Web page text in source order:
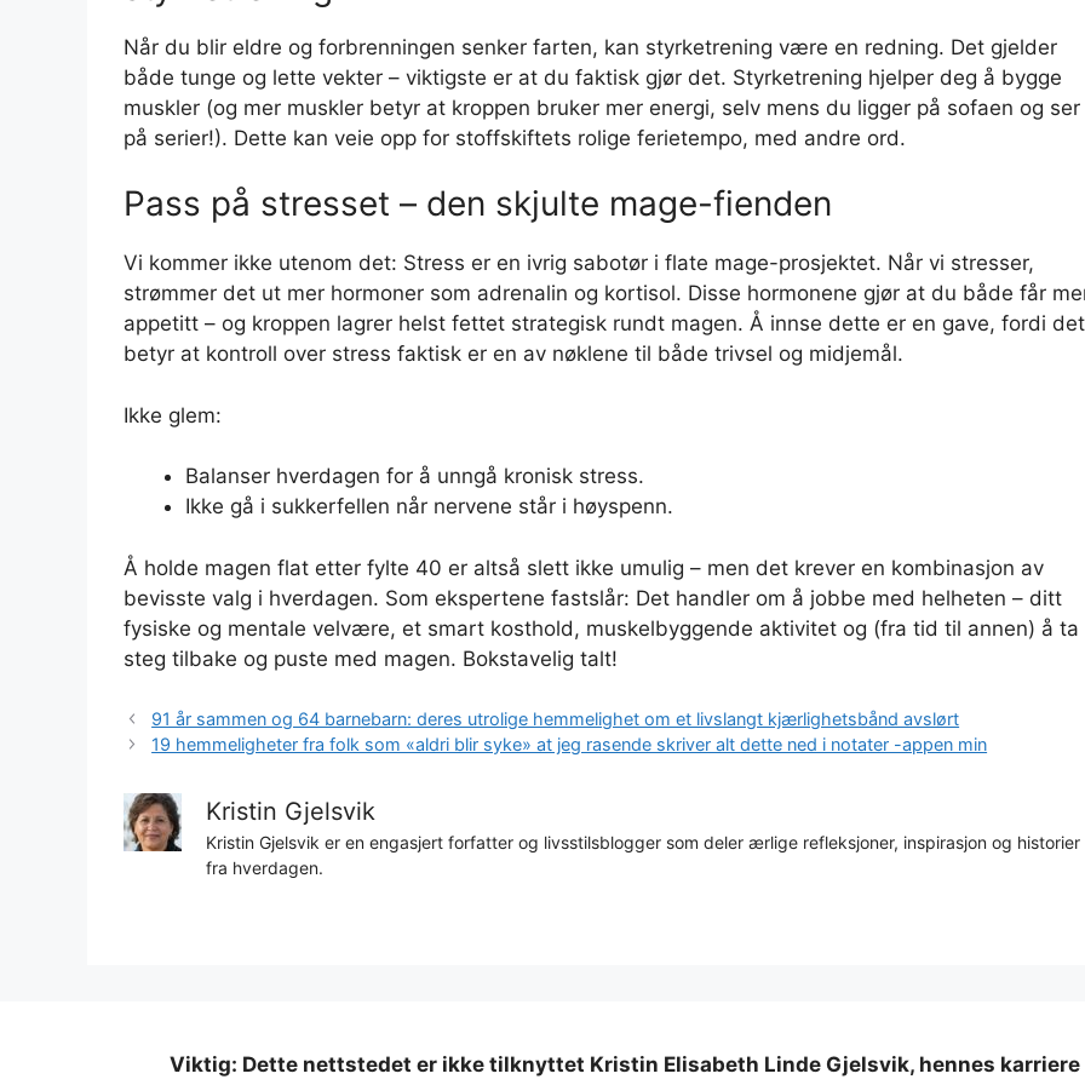
Når du blir eldre og forbrenningen senker farten, kan styrketrening være en redning. Det gjelder
både tunge og lette vekter – viktigste er at du faktisk gjør det. Styrketrening hjelper deg å bygge
muskler (og mer muskler betyr at kroppen bruker mer energi, selv mens du ligger på sofaen og ser
på serier!). Dette kan veie opp for stoffskiftets rolige ferietempo, med andre ord.
Pass på stresset – den skjulte mage-fienden
Vi kommer ikke utenom det: Stress er en ivrig sabotør i flate mage-prosjektet. Når vi stresser,
strømmer det ut mer hormoner som adrenalin og kortisol. Disse hormonene gjør at du både får
appetitt – og kroppen lagrer helst fettet strategisk rundt magen. Å innse dette er en gave, fordi det
betyr at kontroll over stress faktisk er en av nøklene til både trivsel og midjemål.
Ikke glem:
Balanser hverdagen for å unngå kronisk stress.
Ikke gå i sukkerfellen når nervene står i høyspenn.
Å holde magen flat etter fylte 40 er altså slett ikke umulig – men det krever en kombinasjon av
bevisste valg i hverdagen. Som ekspertene fastslår: Det handler om å jobbe med helheten – ditt
fysiske og mentale velvære, et smart kosthold, muskelbyggende aktivitet og (fra tid til annen) å ta
steg tilbake og puste med magen. Bokstavelig talt!
91 år sammen og 64 barnebarn: deres utrolige hemmelighet om et livslangt kjærlighetsbånd avslørt
19 hemmeligheter fra folk som «aldri blir syke» at jeg rasende skriver alt dette ned i notater -appen min
Kristin Gjelsvik
Kristin Gjelsvik er en engasjert forfatter og livsstilsblogger som deler ærlige refleksjoner, inspirasjon og historier
fra hverdagen.
Viktig: Dette nettstedet er ikke tilknyttet Kristin Elisabeth Linde Gjelsvik, hennes